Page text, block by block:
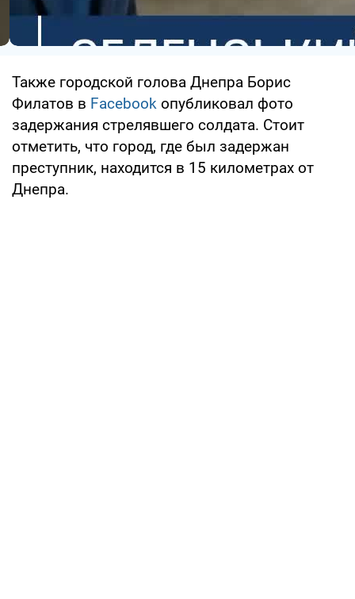
Также городской голова Днепра Борис
Филатов в Facebook опубликовал фото
задержания стрелявшего солдата. Стоит
отметить, что город, где был задержан
преступник, находится в 15 километрах от
Днепра.